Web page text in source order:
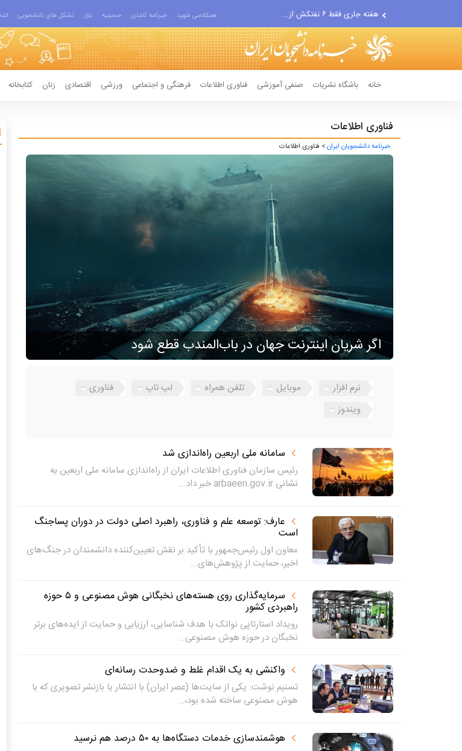
هفته جاری فقط ۶ نفتکش از...
علت انتخاب مجدد همتی برای...
همکلاسی شهید خبرنامه کاغذی حسینیه بازار تشکل های دانشجویی
خانه باشگاه نشریات صنفی آموزشی فناوری اطلاعات فرهنگی و اجتماعی ورزشی اقتصادی زنان کتابخانه
فناوری اطلاعات
خبرنامه دانشجویان ایران> فناوری اطلاعات
اگر شریان اینترنت جهان در باب‌المندب قطع شود
نرم افزار موبایل تلفن همراه لپ تاپ
فناوری
ویندوز
سامانه ملی اربعین راه‌اندازی شد
رئیس سازمان فناوری اطلاعات ایران از راه‌اندازی سامانه ملی اربعین به
نشانی arbaeen.gov.ir خبر داد...
عارف: توسعه علم و فناوری، راهبرد اصلی دولت در دوران پساجنگ
است
معاون اول رئیس‌جمهور با تأکید بر نقش تعیین‌کننده دانشمندان در جنگ‌های
اخیر، حمایت از پژوهش‌های...
سرمایه‌گذاری روی هسته‌های نخبگانی هوش مصنوعی و ۵ حوزه
راهبردی کشور
رویداد استارتاپی نواتک با هدف شناسایی، ارزیابی و حمایت از ایده‌های برتر
نخبگان در حوزه هوش مصنوعی...
واکنشی به یک اقدام غلط و ضدوحدت رسانه‌ای
تسنیم نوشت: یکی از سایت‌ها (عصر ایران) با انتشار یا بازنشر تصویری که با
هوش مصنوعی ساخته شده بود،...
هوشمندسازی خدمات دستگاه‌ها به ۵۰ درصد هم نرسید